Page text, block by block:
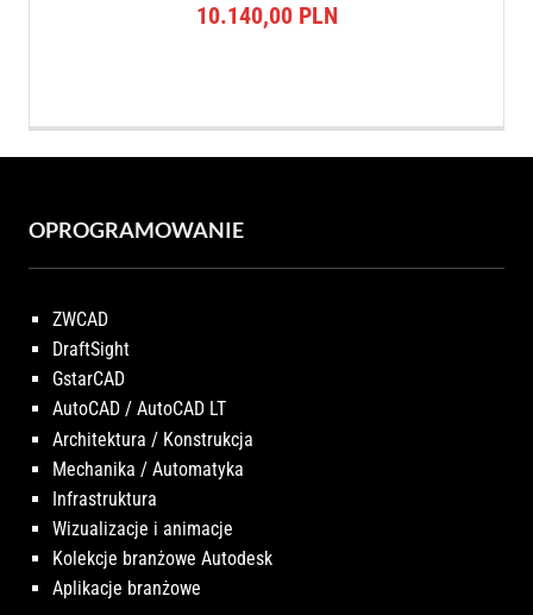
10.140,00 PLN
OPROGRAMOWANIE
ZWCAD
DraftSight
GstarCAD
AutoCAD / AutoCAD LT
Architektura / Konstrukcja
Mechanika / Automatyka
Infrastruktura
Wizualizacje i animacje
Kolekcje branżowe Autodesk
Aplikacje branżowe